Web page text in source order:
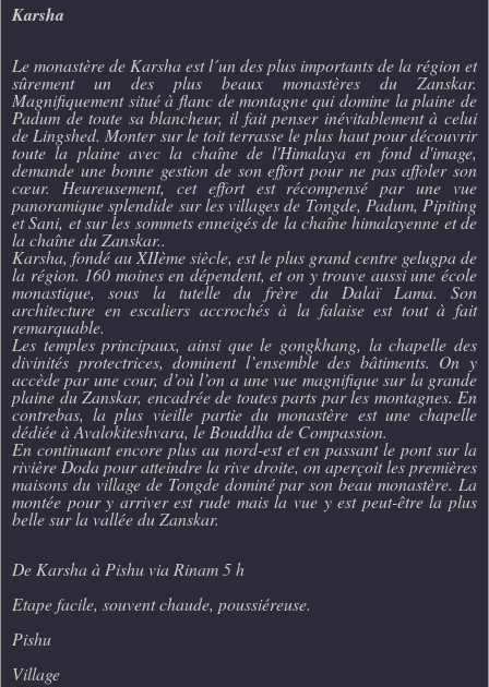
Karsha
Le monastère de Karsha est l´un des plus importants de la région et
sûrement un des plus beaux monastères du Zanskar.
Magnifiquement situé à flanc de montagne qui domine la plaine de
Padum de toute sa blancheur, il fait penser inévitablement à celui
de Lingshed. Monter sur le toit terrasse le plus haut pour découvrir
toute la plaine avec la chaîne de l'Himalaya en fond d'image,
demande une bonne gestion de son effort pour ne pas affoler son
cœur. Heureusement, cet effort est récompensé par une vue
panoramique splendide sur les villages de Tongde, Padum, Pipiting
et Sani, et sur les sommets enneigés de la chaîne himalayenne et de
la chaîne du Zanskar..
Karsha, fondé au XIIème siècle, est le plus grand centre gelugpa de
la région. 160 moines en dépendent, et on y trouve aussi une école
monastique, sous la tutelle du frère du Dalaï Lama. Son
architecture en escaliers accrochés à la falaise est tout à fait
remarquable.
Les temples principaux, ainsi que le gongkhang, la chapelle des
divinités protectrices, dominent l’ensemble des bâtiments. On y
accède par une cour, d’où l’on a une vue magnifique sur la grande
plaine du Zanskar, encadrée de toutes parts par les montagnes. En
contrebas, la plus vieille partie du monastère est une chapelle
dédiée à Avalokiteshvara, le Bouddha de Compassion.
En continuant encore plus au nord-est et en passant le pont sur la
rivière Doda pour atteindre la rive droite, on aperçoit les premières
maisons du village de Tongde dominé par son beau monastère. La
montée pour y arriver est rude mais la vue y est peut-être la plus
belle sur la vallée du Zanskar.
De Karsha à Pishu via Rinam 5 h
Etape facile, souvent chaude, poussiéreuse.
Pishu
Village